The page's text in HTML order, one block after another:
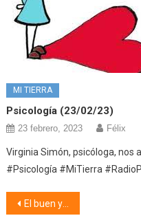
MI TIERRA
Psicología (23/02/23)
23 febrero, 2023 Félix
Virginia Simón, psicóloga, nos
#Psicología #MiTierra
Navegación
El buen yantar (27/03/19)